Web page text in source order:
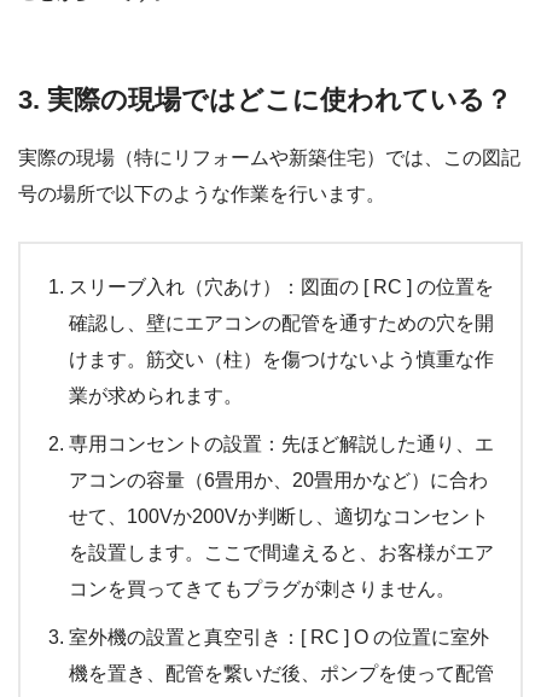
3. 実際の現場ではどこに使われている？
実際の現場（特にリフォームや新築住宅）では、この図記
号の場所で以下のような作業を行います。
スリーブ入れ（穴あけ）：図面の [ RC ] の位置を
確認し、壁にエアコンの配管を通すための穴を開
けます。筋交い（柱）を傷つけないよう慎重な作
業が求められます。
専用コンセントの設置：先ほど解説した通り、エ
アコンの容量（6畳用か、20畳用かなど）に合わ
せて、100Vか200Vか判断し、適切なコンセント
を設置します。ここで間違えると、お客様がエア
コンを買ってきてもプラグが刺さりません。
室外機の設置と真空引き：[ RC ] O の位置に室外
機を置き、配管を繋いだ後、ポンプを使って配管